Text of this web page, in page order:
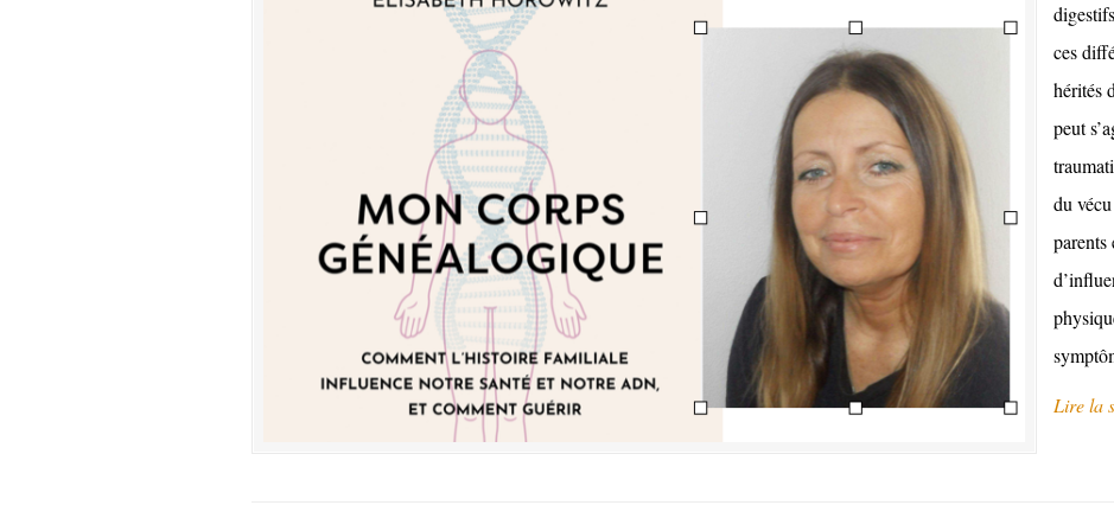
ces
hérités
peut
du
parents
Lire la